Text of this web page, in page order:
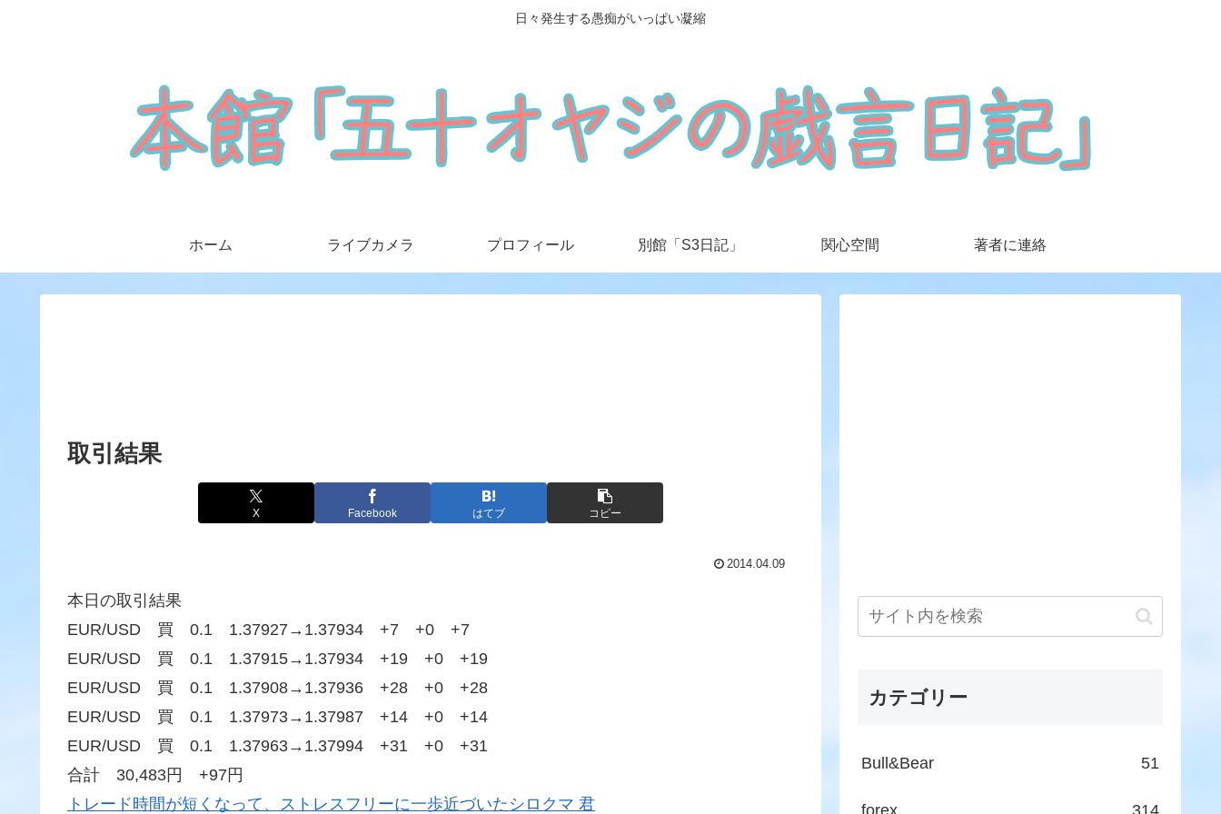
日々発生する愚痴がいっぱい凝縮
ホーム ライブカメラ プロフィール 別館「S3日記」 関心空間 著者に連絡
取引結果
X Facebook はてブ コピー
2014.04.09
本日の取引結果
EUR/USD 買 0.1 1.37927→1.37934 +7 +0 +7
EUR/USD 買 0.1 1.37915→1.37934 +19 +0 +19
EUR/USD 買 0.1 1.37908→1.37936 +28 +0 +28
EUR/USD 買 0.1 1.37973→1.37987 +14 +0 +14
EUR/USD 買 0.1 1.37963→1.37994 +31 +0 +31
合計 30,483円 +97円
トレード時間が短くなって、ストレスフリーに一歩近づいたシロクマ 君
カテゴリー
Bull&Bear 51